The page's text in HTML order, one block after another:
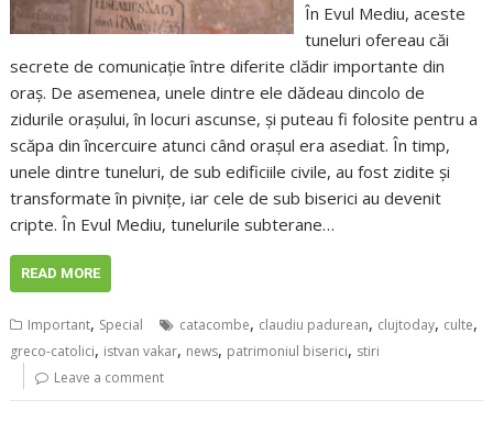
În Evul Mediu, aceste
tuneluri ofereau căi
secrete de comunicație între diferite clădir importante din
oraș. De asemenea, unele dintre ele dădeau dincolo de
zidurile orașului, în locuri ascunse, și puteau fi folosite pentru a
scăpa din încercuire atunci când orașul era asediat. În timp,
unele dintre tuneluri, de sub edificiile civile, au fost zidite și
transformate în pivnițe, iar cele de sub biserici au devenit
cripte. În Evul Mediu, tunelurile subterane…
READ MORE
Important, Special catacombe, claudiu padurean, clujtoday, culte,
greco-catolici, istvan vakar, news, patrimoniul biserici, stiri
Leave a comment